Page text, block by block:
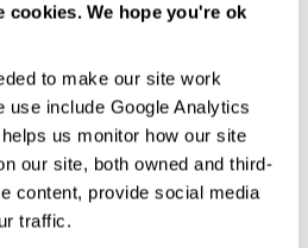
cookies. We hope you're ok
to make our site work
use include Google Analytics
us monitor how our site
our site, both owned and third-
content, provide social media
traffic.
as pessoas querem poder
streaming de televisão HD
conectados ao mesmo
que os conteúdos sejam
das pessoas que têm uma
casas só a têm, na realidade,
mais próxima ou, no